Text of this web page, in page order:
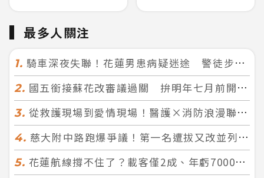
最多人關注
1. 騎車深夜失聯！花蓮男患病疑迷途 警徒步百米急尋救回一命
2. 國五銜接蘇花改審議過關 拚明年七月前開工！台北花蓮2小時生活圈成形
3. 從救護現場到愛情現場！醫護×消防浪漫聯誼 32人配對成功5對
4. 慈大附中路跑爆爭議！第一名遭拔又改並列 家長怒：難以接受
5. 花蓮航線撐不住了？載客僅2成、年虧7000萬 華信喊：真的快飛不下去